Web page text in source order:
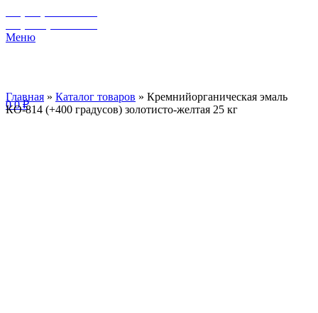
Меню
00₽
Главная » Каталог товаров » Кремнийорганическая эмаль
КО-814 (+400 градусов) золотисто-желтая 25 кг